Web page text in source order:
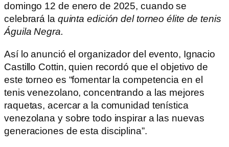
domingo 12 de enero de 2025, cuando se
celebrará la quinta edición del torneo élite de tenis
Águila Negra.
Así lo anunció el organizador del evento, Ignacio
Castillo Cottin, quien recordó que el objetivo de
este torneo es “fomentar la competencia en el
tenis venezolano, concentrando a las mejores
raquetas, acercar a la comunidad tenística
venezolana y sobre todo inspirar a las nuevas
generaciones de esta disciplina”.